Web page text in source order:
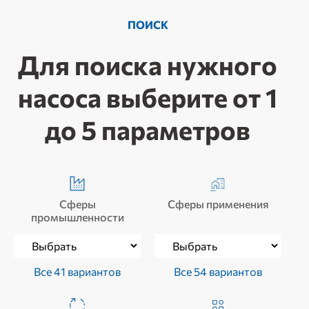
ПОИСК
Для поиска нужного
насоса выберите от 1
до 5 параметров
Сферы
промышленности
Все 41 вариантов
Сферы применения
Все 54 вариантов